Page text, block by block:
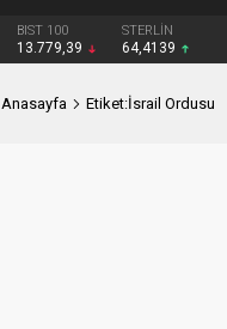
BIST 100
13.779,39
STERLİN
64,4139
Anasayfa Etiket:İsrail Ordusu